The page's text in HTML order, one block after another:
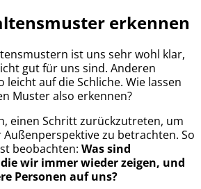
erkennen
ist uns sehr wohl klar,
gut für uns sind. Anderen
auf die Schliche. Wie lassen
Muster also erkennen?
einen Schritt zurückzutreten, um
zu betrachten. So
beobachten: Was sind
wir immer wieder zeigen, und
Personen auf uns?